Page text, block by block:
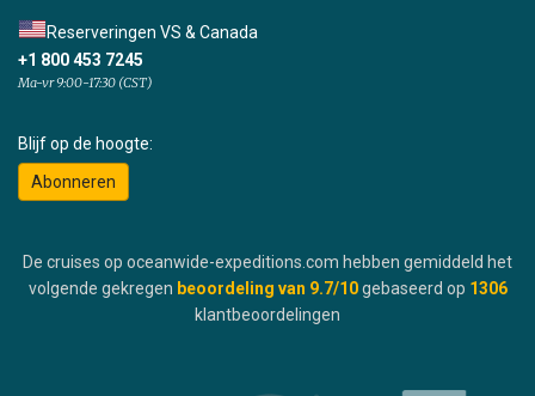
Reserveringen VS & Canada
+1 800 453 7245
Ma-vr 9:00-17:30 (CST)
Blijf op de hoogte:
Abonneren
De cruises op oceanwide-expeditions.com hebben gemiddeld het
volgende gekregen beoordeling van 9.7/10 gebaseerd op 1306
klantbeoordelingen